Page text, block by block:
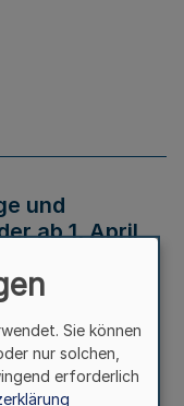
und
ab 1. April
Sie können
nur solchen,
erforderlich